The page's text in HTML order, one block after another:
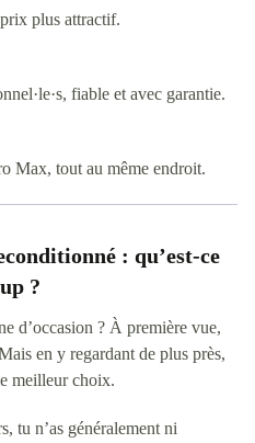
plus attractif.
fiable et avec garantie.
Max, tout au même endroit.
: qu’est-ce
?
d’occasion ? À première vue,
en y regardant de plus près,
meilleur choix.
tu n’as généralement ni